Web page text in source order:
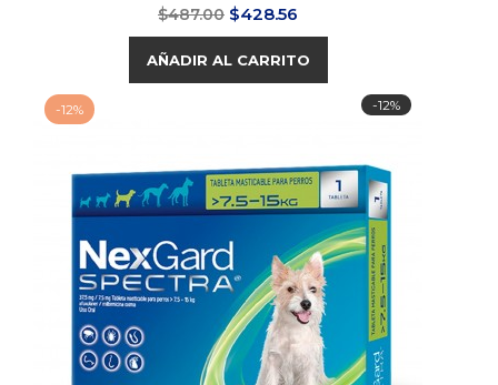
Precio
base
$487.00 Precio
$428.56
AÑADIR AL CARRITO
-12%
-12%